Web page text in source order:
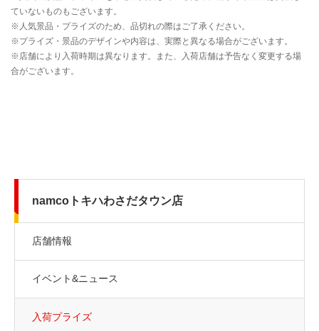
namcoトキハわさだタウン店
店舗情報
イベント&ニュース
入荷プライズ